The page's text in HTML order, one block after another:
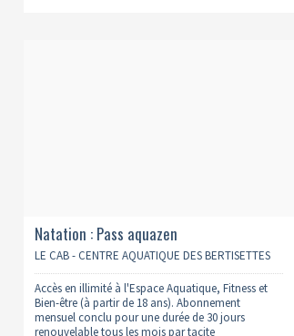
Natation : Pass aquazen
LE CAB - CENTRE AQUATIQUE DES BERTISETTES
Accès en illimité à l'Espace Aquatique, Fitness et
Bien-être (à partir de 18 ans). Abonnement
mensuel conclu pour une durée de 30 jours
renouvelable tous les mois par tacite